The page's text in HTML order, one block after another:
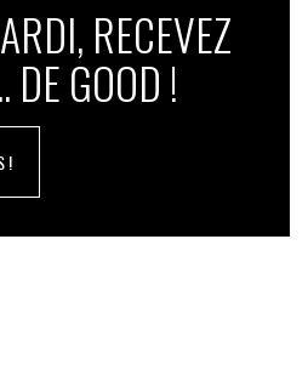
RECEVEZ
DE GOOD !
!